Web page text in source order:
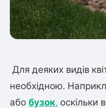
Для деяких видів
необхідною.
або бузок, оскільки